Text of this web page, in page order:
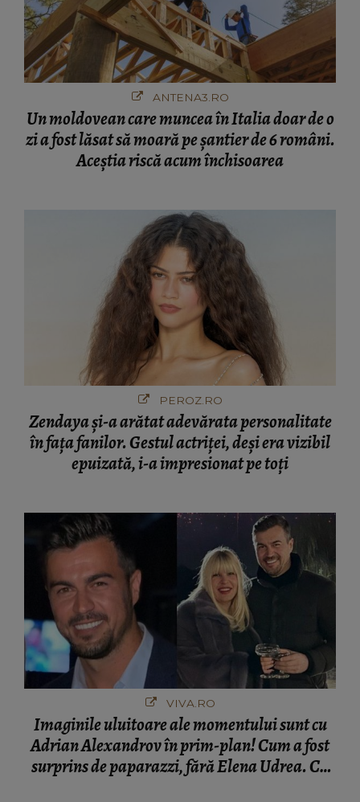
ANTENA3.RO
Un moldovean care muncea în Italia doar de o
zi a fost lăsat să moară pe şantier de 6 români.
Aceștia riscă acum închisoarea
PEROZ.RO
Zendaya și-a arătat adevărata personalitate
în fața fanilor. Gestul actriței, deși era vizibil
epuizată, i-a impresionat pe toți
VIVA.RO
Imaginile uluitoare ale momentului sunt cu
Adrian Alexandrov în prim-plan! Cum a fost
surprins de paparazzi, fără Elena Udrea. Cu